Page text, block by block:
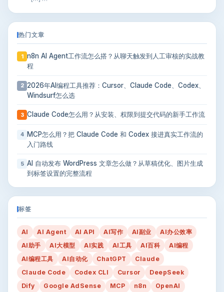
热门文章
1 n8n AI Agent工作流怎么搭？从聊天触发到人工审核的实战教
程
2 2026年AI编程工具推荐：Cursor、Claude Code、Codex、
Windsurf怎么选
3 Claude Code怎么用？从安装、权限到提交代码的新手工作流
4
MCP怎么用？把 Claude Code 和 Codex 接进真实工作流的
入门路线
5 AI 自动发布 WordPress 文章怎么做？从草稿优化、图片生成
到标签设置的完整流程
标签
AI AI Agent AI API AI写作 AI副业
AI办公效率
AI助手
AI大模型 AI实践 AI工具 AI百科
AI编程
AI编程工具
AI自动化 ChatGPT
Claude
Claude Code
Codex CLI Cursor
DeepSeek
Dify
Google AdSense MCP n8n OpenAI